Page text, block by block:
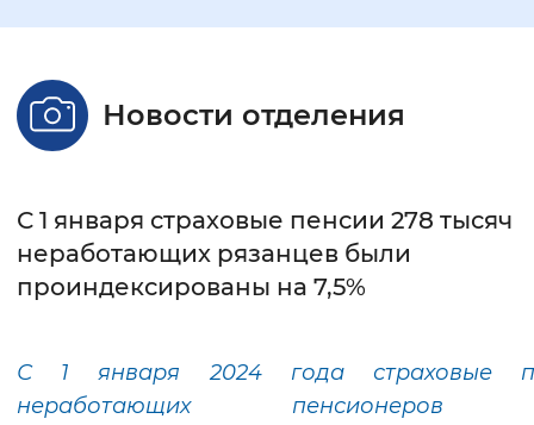
Стандартный Увеличенный
Без засечек С засечками
Интервал между буквами
Цвет сайта
Новости отделения
С 1 января страховые пенсии 278 тысяч
неработающих рязанцев были
проиндексированы на 7,5%
С 1 января 2024 года страховые
неработающих пенсионеров